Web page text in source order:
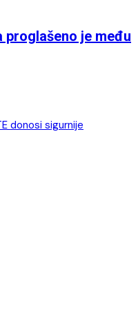
proglašeno je među